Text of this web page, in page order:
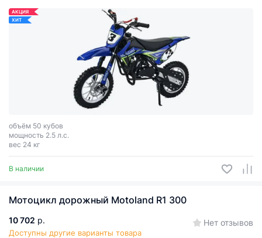
АКЦИЯ
ХИТ
объём 50 кубов
мощность 2.5 л.с.
вес 24 кг
В наличии
Мотоцикл дорожный Motoland R1 300
10 702 р.
Доступны другие варианты товара
Нет отзывов